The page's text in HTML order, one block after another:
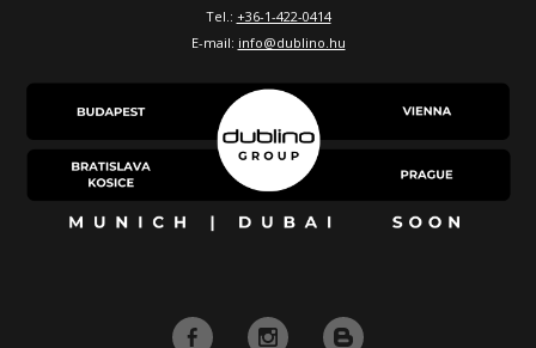
Tel.: +36-1-422-0414
E-mail: info@dublino.hu